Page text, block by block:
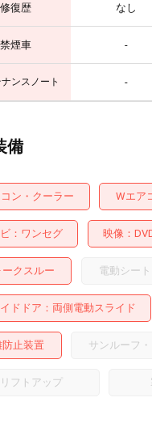
修復歴 なし
禁煙車 -
ンスノート -
備
ン・クーラー Wエア
ワンセグ 映像
ークスルー 電動シート
ドドア 両側電動スライド
防止装置 サンルーフ
リフトアップ